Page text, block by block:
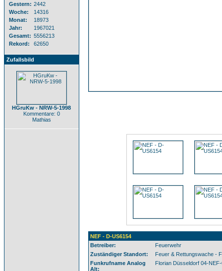
Gestern: 2442
Woche:
14316
Monat:
18973
Jahr:
1967021
Gesamt: 5556213
Rekord:
62650
Zufallsbild
HGruKw - NRW-5-1998
Kommentare: 0
Mathias
NEF - D-US6154
Betreiber:
Feuerwehr
Zuständiger Standort:
Feuer & Rettungswache -
Funkrufname Analog
Alt:
Florian Düsseldorf 04-